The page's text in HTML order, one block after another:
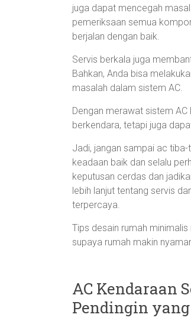
juga dapat mencegah
pemeriksaan semua
berjalan dengan baik.
Servis berkala juga
Bahkan, Anda bisa
masalah dalam sistem AC.
Dengan merawat sistem
berkendara, tetapi juga
Jadi, jangan sampai ac
keadaan baik dan selalu
keputusan cerdas dan
lebih lanjut tentang servis
terpercaya.
Tips desain rumah
supaya rumah makin
AC Kendaraan
Pendingin